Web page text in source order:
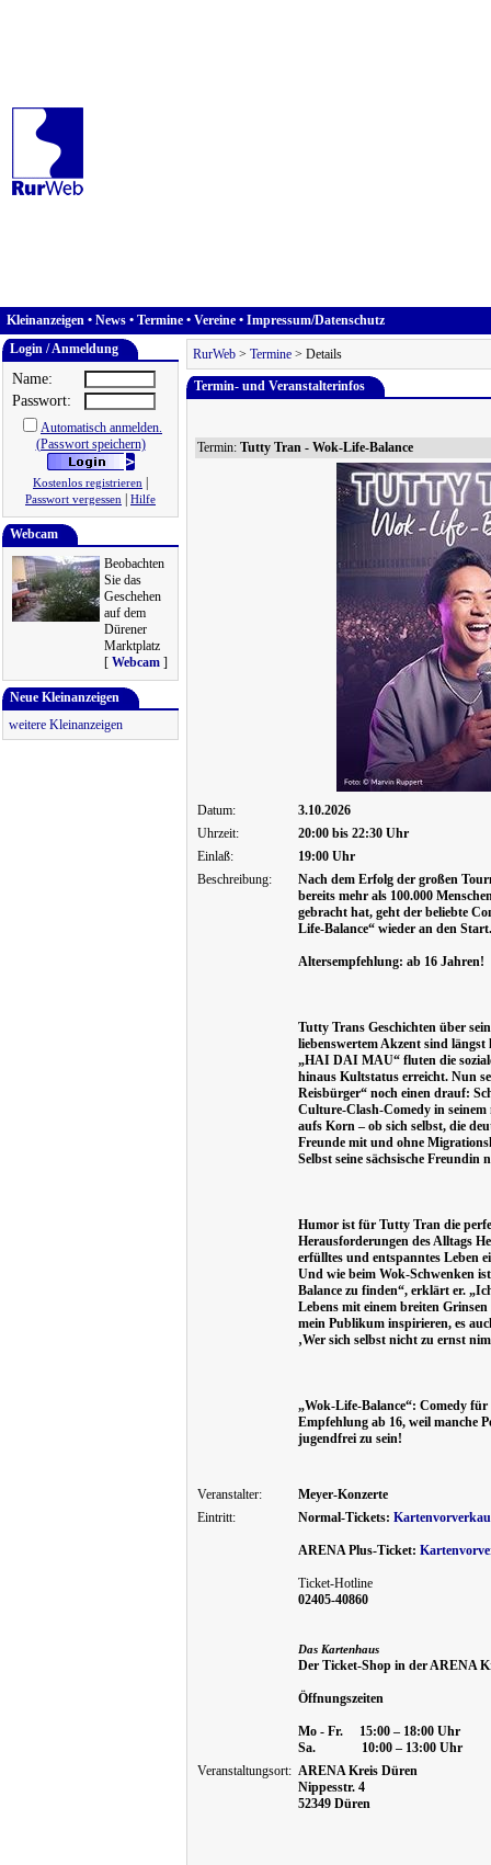
Kleinanzeigen • News • Termine • Vereine • Impressum/Datenschutz
Login / Anmeldung
Name:
Passwort:
Automatisch anmelden.
(Passwort speichern)
Kostenlos registrieren
Passwort vergessen Hilfe
Webcam
Beobachten
Sie das
Geschehen
auf dem
Dürener
Marktplatz
[ Webcam ]
Neue Kleinanzeigen
weitere Kleinanzeigen
RurWeb > Termine > Details
Termin- und Veranstalterinfos
Termin: Tutty Tran - Wok-Life-Balance
Datum:
3.10.2026
Uhrzeit:
20:00 bis 22:30 Uhr
Einlaß:
19:00 Uhr
Beschreibung:
Nach dem Erfolg der großen
bereits mehr als 100.000
gebracht hat, geht der beliebte
Life-Balance“ wieder an den Start.
Altersempfehlung: ab 16 Jahren!
Tutty Trans Geschichten über
liebenswertem Akzent sind längst
„HAI DAI MAU“ fluten die
hinaus Kultstatus erreicht. Nun
Reisbürger“ noch einen drauf:
Culture-Clash-Comedy in
aufs Korn – ob sich selbst, die
Freunde mit und ohne
Selbst seine sächsische
Humor ist für Tutty Tran die
Herausforderungen des Alltags
erfülltes und entspanntes Leben
Und wie beim Wok-Schwenken
Balance zu finden“, erklärt er.
Lebens mit einem breiten
mein Publikum inspirieren, es
‚Wer sich selbst nicht zu ernst
„Wok-Life-Balance“: Comedy
Empfehlung ab 16, weil manche
jugendfrei zu sein!
Veranstalter:
Meyer-Konzerte
Eintritt:
Normal-Tickets:
ARENA Plus-Ticket:
Ticket-Hotline
02405-40860
Das Kartenhaus
Der Ticket-Shop in der ARENA
Öffnungszeiten
Mo - Fr. 15:00 – 18:00 Uhr
Sa. 10:00 – 13:00 Uhr
Veranstaltungsort: ARENA Kreis Düren
Nippesstr. 4
52349 Düren